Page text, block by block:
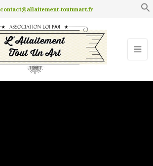
contact@allaitement-toutunart.fr